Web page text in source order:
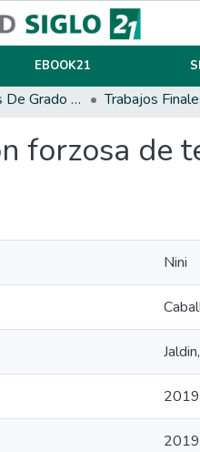
EBOOK21
Trabajos Finales De Grado Y Posgrado Trabajos
forzosa de
Nini